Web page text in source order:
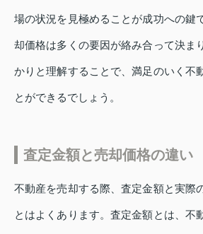
場の状況を見極めることが成功への鍵
却価格は多くの要因が絡み合って決ま
かりと理解することで、満足のいく不
とができるでしょう。
査定金額と売却価格の違い
不動産を売却する際、査定金額と実際
とはよくあります。査定金額とは、不